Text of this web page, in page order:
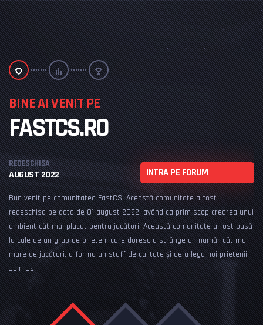
BINE AI VENIT PE
FASTCS.RO
REDESCHISA
AUGUST 2022 INTRA PE FORUM
Bun venit pe comunitatea FastCS. Această comunitate a fost
redeschisa pe data de 01 august 2022, având ca prim scop crearea unui
ambient cât mai placut pentru jucători. Această comunitate a fost pusă
la cale de un grup de prieteni care doresc a strânge un număr cât mai
mare de jucători, a forma un staff de calitate și de a lega noi prietenii.
Join Us!